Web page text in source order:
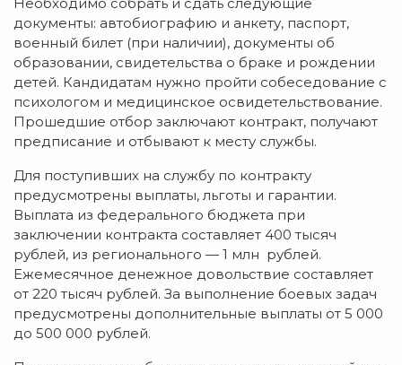
документы: автобиографию и анкету, паспорт,
военный билет (при наличии), документы об
образовании, свидетельства о браке и рождении
детей. Кандидатам нужно пройти собеседование с
психологом и медицинское освидетельствование.
Прошедшие отбор заключают контракт, получают
предписание и отбывают к месту службы.
Для поступивших на службу по контракту
предусмотрены выплаты, льготы и гарантии.
Выплата из федерального бюджета при
заключении контракта составляет 400 тысяч
рублей, из регионального — 1 млн рублей.
Ежемесячное денежное довольствие составляет
от 220 тысяч рублей. За выполнение боевых задач
предусмотрены дополнительные выплаты от 5 000
до 500 000 рублей.